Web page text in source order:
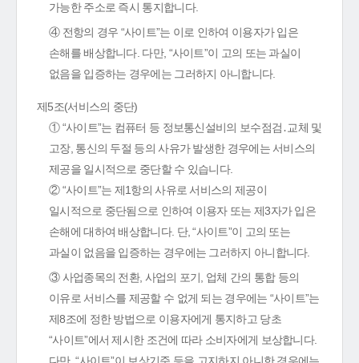
가능한 주소로 즉시 통지합니다.
④ 전항의 경우 “사이트”는 이로 인하여 이용자가 입은
손해를 배상합니다. 다만, “사이트”이 고의 또는 과실이
없음을 입증하는 경우에는 그러하지 아니합니다.
제5조(서비스의 중단)
① “사이트”는 컴퓨터 등 정보통신설비의 보수점검․교체 및
고장, 통신의 두절 등의 사유가 발생한 경우에는 서비스의
제공을 일시적으로 중단할 수 있습니다.
② “사이트”는 제1항의 사유로 서비스의 제공이
일시적으로 중단됨으로 인하여 이용자 또는 제3자가 입은
손해에 대하여 배상합니다. 단, “사이트”이 고의 또는
과실이 없음을 입증하는 경우에는 그러하지 아니합니다.
③ 사업종목의 전환, 사업의 포기, 업체 간의 통합 등의
이유로 서비스를 제공할 수 없게 되는 경우에는 “사이트”는
제8조에 정한 방법으로 이용자에게 통지하고 당초
“사이트”에서 제시한 조건에 따라 소비자에게 보상합니다.